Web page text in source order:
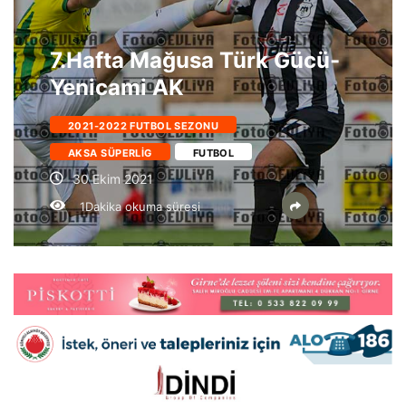
7.Hafta Mağusa Türk Gücü-
Yenicami AK
2021-2022 FUTBOL SEZONU
AKSA SÜPERLIG FUTBOL
30 Ekim 2021
1Dakika okuma süresi